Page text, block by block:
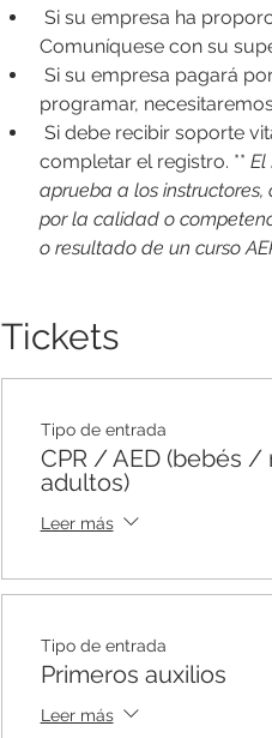
Comuníquese con su
Si su empresa pagará
programar,
Si debe recibir soporte
completar el registro. ** El
aprueba a los
por la calidad o
o resultado de un curso
Tickets
Tipo de entrada
CPR / AED (bebés
adultos)
Leer más
Tipo de entrada
Primeros auxilios
Leer más